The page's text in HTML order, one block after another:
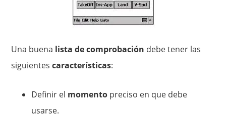
Una buena lista de comprobación debe tener las
siguientescaracterísticas:
Definir el momento preciso en que debe
usarse.